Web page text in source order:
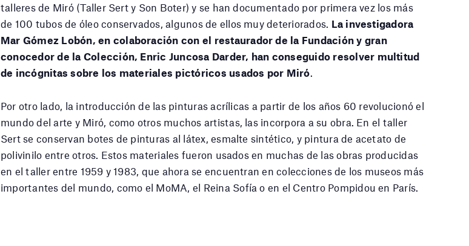
talleres de Miró (Taller Sert y Son Boter) y se han documentado por primera vez los más
de 100 tubos de óleo conservados, algunos de ellos muy deteriorados. La investigadora
Mar Gómez Lobón, en colaboración con el restaurador de la Fundación y gran
conocedor de la Colección, Enric Juncosa Darder, han conseguido resolver multitud
de incógnitas sobre los materiales pictóricos usados por Miró
Por otro lado, la introducción de las pinturas acrílicas a partir de los años 60 revolucionó el
mundo del arte y Miró, como otros muchos artistas, las incorpora a su obra. En el taller
Sert se conservan botes de pinturas al látex, esmalte sintético, y pintura de acetato de
polivinilo entre otros. Estos materiales fueron usados en muchas de las obras producidas
en el taller entre 1959 y 1983, que ahora se encuentran en colecciones de los museos más
importantes del mundo, como el MoMA, el Reina Sofía o en el Centro Pompidou en París.